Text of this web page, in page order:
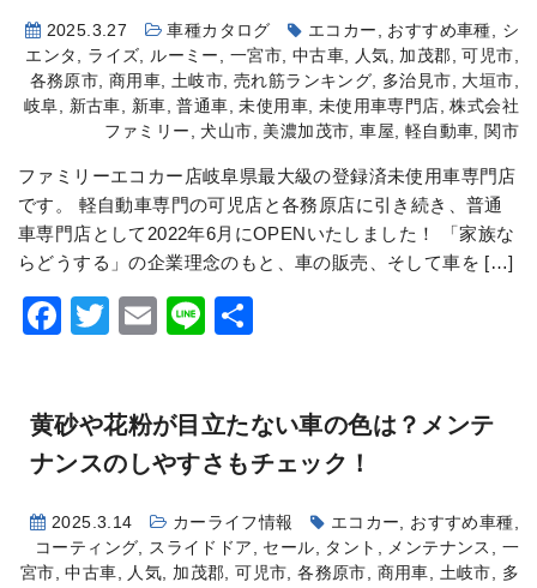
2025.3.27 車種カタログ エコカー , おすすめ車種, シ
エンタ , ライズ, ルーミー , 一宮市, 中古車, 人気, 加茂郡,可児市,
各務原市, 商用車, 土岐市, 売れ筋ランキング, 多治見市, 大垣市,
岐阜, 新古車, 新車,普通車,未使用車, 未使用車専門店,株式会社
ファミリー ,犬山市, 美濃加茂市,車屋, 軽自動車, 関市
ファミリーエコカー店岐阜県最大級の登録済未使用車専門店
です。 軽自動車専門の可児店と各務原店に引き続き、普通
車専門店として2022年6月にOPENいたしました！ 「家族な
らどうする」の企業理念のもと、車の販売、そして車を […]
Facebook
Twitter
Email
Line
黄砂や花粉が目立たない車の色は？メンテ
ナンスのしやすさもチェック！
2025.3.14 カーライフ情報 エコカー, おすすめ車種,
コーティング, スライドドア , セール, タント , メンテナンス , 一
宮市,中古車, 人気, 加茂郡,可児市,各務原市, 商用車, 土岐市, 多